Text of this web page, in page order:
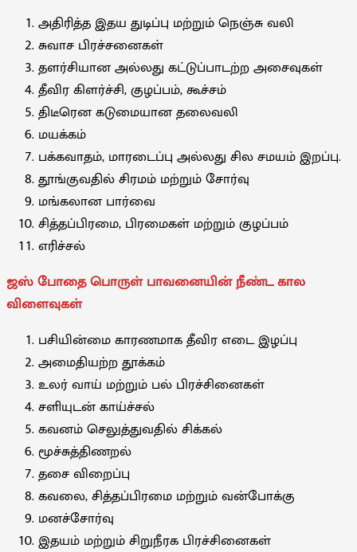
அதிரித்த இதய துடிப்பு மற்றும் நெஞ்சு வலி
சுவாச பிரச்சனைகள்
தளர்சியான அல்லது கட்டுப்பாடற்ற அசைவுகள்
தீவிர கிளர்ச்சி, குழப்பம், கூச்சம்
திடீரென கடுமையான தலைவலி
மயக்கம்
பக்கவாதம், மாரடைப்பு அல்லது சில சமயம் இறப்பு.
தூங்குவதில் சிரமம் மற்றும் சோர்வு
மங்கலான பார்வை
சித்தப்பிரமை, பிரமைகள் மற்றும் குழப்பம்
எரிச்சல்
ஜஸ் போதை பொருள் பாவனையின் நீண்ட கால
விளைவுகள்
பசியின்மை காரணமாக தீவிர எடை இழப்பு
அமைதியற்ற தூக்கம்
உலர் வாய் மற்றும் பல் பிரச்சினைகள்
சளியுடன் காய்ச்சல்
கவனம் செலுத்துவதில் சிக்கல்
மூச்சுத்திணறல்
தசை விறைப்பு
கவலை, சித்தப்பிரமை மற்றும் வன்போக்கு
மனச்சோர்வு
இதயம் மற்றும் சிறுநீரக பிரச்சினைகள்